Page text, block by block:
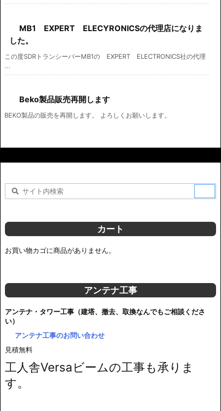
MB1 EXPERT ELECYRONICSの代理店になりま
した。
この度SDRトランシーバーMB1の EXPERT ELECTRONICS社の代理
...
Beko製品販売再開します
BEKO製品の販売を再開します。 よろしくお願いします。
カート
お買い物カゴに商品がありません。
アンテナ工事
アンテナ・タワー工事（建塔、撤去、取換なんでもご相談くださ
い）
アンテナ工事のお問い合わせ
見積無料
工人舎Versaビームの工事も承りま
す。